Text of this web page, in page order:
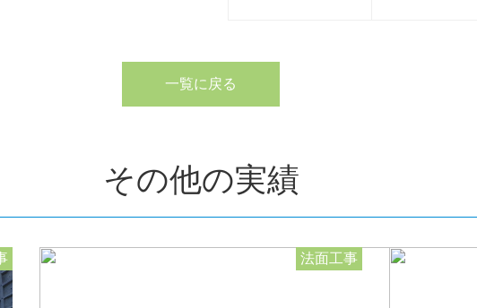
一覧に戻る
その他の実績
法面工事